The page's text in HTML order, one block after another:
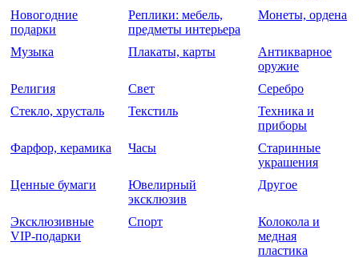
Новогодние
подарки
Реплики: мебель,
предметы интерьера
Монеты, ордена
Музыка Плакаты, карты
Антикварное
оружие
Религия
Свет
Серебро
Стекло, хрусталь
Текстиль
Техника и
приборы
Фарфор, керамика
Часы
Старинные
украшения
Ценные бумаги
Ювелирный
эксклюзив
Другое
Эксклюзивные
VIP-подарки
Спорт
Колокола и
медная
пластика